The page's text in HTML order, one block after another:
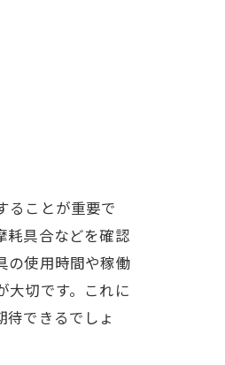
ることが重要で
耗具合などを確認
の使用時間や稼働
大切です。これに
できるでしょ